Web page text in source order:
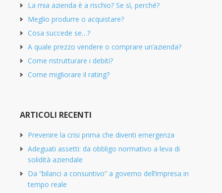
La mia azienda è a rischio? Se sì, perché?
Meglio produrre o acquistare?
Cosa succede se…?
A quale prezzo vendere o comprare un’azienda?
Come ristrutturare i debiti?
Come migliorare il rating?
ARTICOLI RECENTI
Prevenire la crisi prima che diventi emergenza
Adeguati assetti: da obbligo normativo a leva di
solidità aziendale
Da “bilanci a consuntivo” a governo dell’impresa in
tempo reale